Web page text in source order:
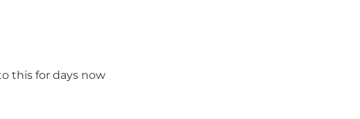
this for days now